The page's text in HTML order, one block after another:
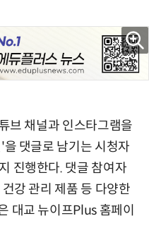
브 채널과 인스타그램을
댓글로 남기는 시청자
진행한다. 댓글 참여자
강 관리 제품 등 다양한
대교 뉴이프Plus 홈페이